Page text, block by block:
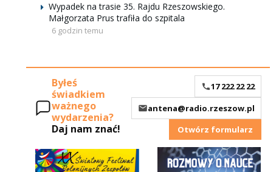
Wypadek na trasie 35. Rajdu Rzeszowskiego.
Małgorzata Prus trafiła do szpitala
6 godzin temu
Byłeś
świadkiem
ważnego
wydarzenia?
Daj nam znać!
17 222 22 22
antena@radio.rzeszow.pl
Otwórz formularz